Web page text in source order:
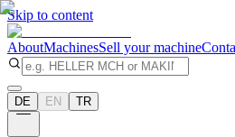
Skip to content
AboutMachinesSell your machine
DE EN TR